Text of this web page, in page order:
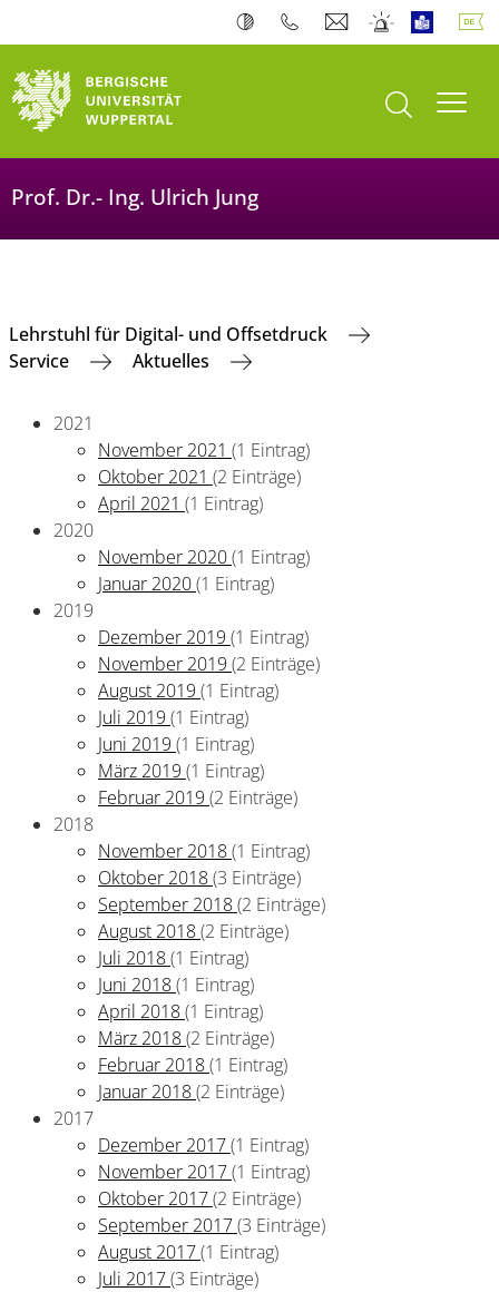
Suche öffnen
Prof. Dr.- Ing. Ulrich Jung
Lehrstuhl für Digital- und Offsetdruck
Service
Aktuelles
2021
November 2021 (1 Eintrag)
Oktober 2021 (2 Einträge)
April 2021 (1 Eintrag)
2020
November 2020(1 Eintrag)
Januar 2020(1 Eintrag)
2019
Dezember 2019 (1 Eintrag)
November 2019 (2 Einträge)
August 2019 (1 Eintrag)
Juli 2019 (1 Eintrag)
Juni 2019 (1 Eintrag)
März 2019 (1 Eintrag)
Februar 2019 (2 Einträge)
2018
November 2018(1 Eintrag)
Oktober 2018(3 Einträge)
September 2018(2 Einträge)
August 2018(2 Einträge)
Juli 2018(1 Eintrag)
Juni 2018(1 Eintrag)
April 2018(1 Eintrag)
März 2018(2 Einträge)
Februar 2018(1 Eintrag)
Januar 2018(2 Einträge)
2017
Dezember 2017(1 Eintrag)
November 2017(1 Eintrag)
Oktober 2017(2 Einträge)
September 2017(3 Einträge)
August 2017(1 Eintrag)
Juli 2017(3 Einträge)